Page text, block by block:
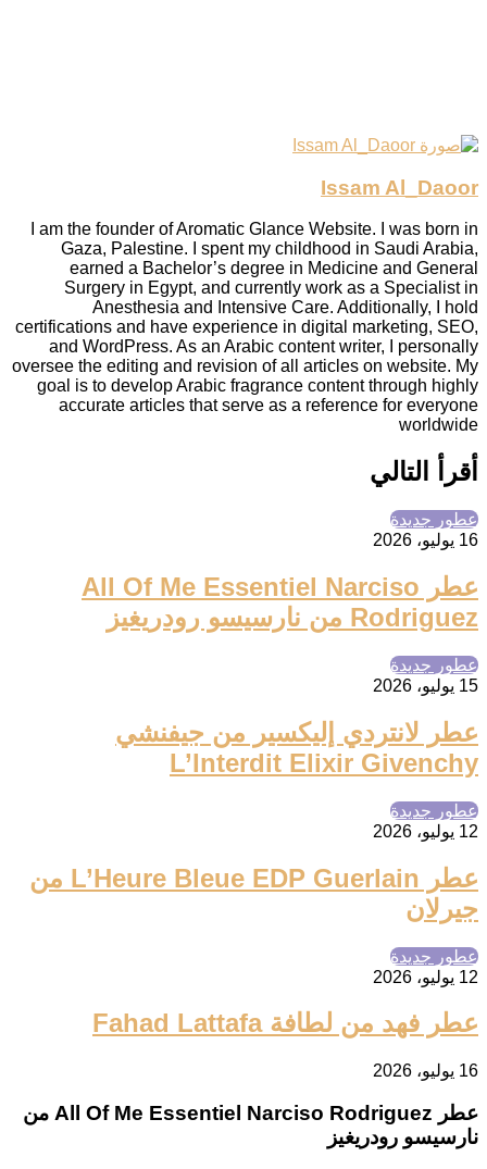
Issam Al_Daoor
I am the founder of Aromatic Glance Website. I was born in
Gaza, Palestine. I spent my childhood in Saudi Arabia,
earned a Bachelor’s degree in Medicine and General
Surgery in Egypt, and currently work as a Specialist in
Anesthesia and Intensive Care. Additionally, I hold
certifications and have experience in digital marketing, SEO,
and WordPress. As an Arabic content writer, I personally
oversee the editing and revision of all articles on website. My
goal is to develop Arabic fragrance content through highly
accurate articles that serve as a reference for everyone
worldwide
أقرأ التالي
عطور جديدة
16 يوليو، 2026
عطر All Of Me Essentiel Narciso
Rodriguez من نارسيسو رودريغيز
عطور جديدة
15 يوليو، 2026
عطر لانتردي إليكسير من جيفنشي
L’Interdit Elixir Givenchy
عطور جديدة
12 يوليو، 2026
عطر L’Heure Bleue EDP Guerlain من
جيرلان
عطور جديدة
12 يوليو، 2026
عطر فهد من لطافة Fahad Lattafa
16 يوليو، 2026
عطر All Of Me Essentiel Narciso Rodriguez من
نارسيسو رودريغيز